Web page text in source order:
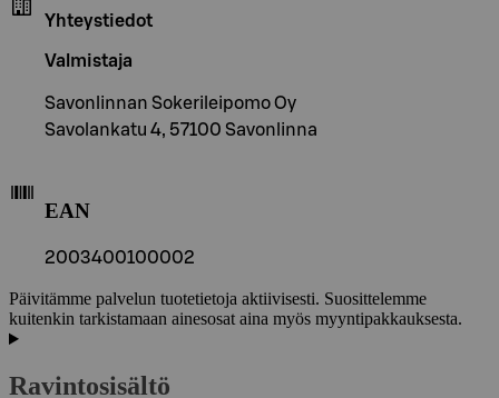
Yhteystiedot
Valmistaja
Savonlinnan Sokerileipomo Oy
Savolankatu 4, 57100 Savonlinna
EAN
2003400100002
Päivitämme palvelun tuotetietoja aktiivisesti. Suosittelemme
kuitenkin tarkistamaan ainesosat aina myös myyntipakkauksesta.
Ravintosisältö